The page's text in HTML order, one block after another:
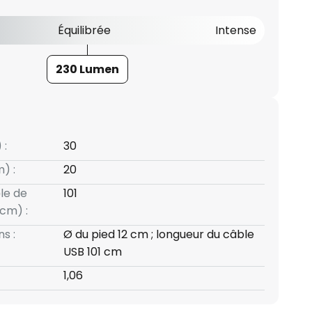
Équilibrée Intense
230 Lumen
:
30
:
20
de
:
101
:
Ø du pied 12 cm ; longueur du câble
USB 101 cm
1,06